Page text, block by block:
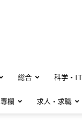
総合 科学・IT
專欄 求人・求職